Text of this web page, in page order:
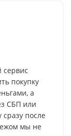
сервис
покупку
а
СБП или
после
мы не